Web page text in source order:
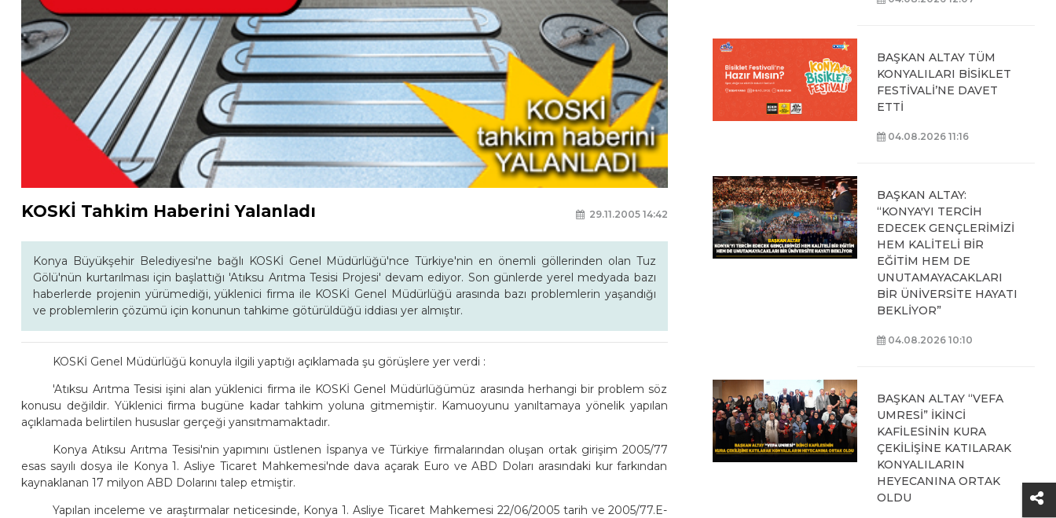
KOSKİ Tahkim Haberini Yalanladı 29.11.2005 14:42
Konya Büyükşehir Belediyesi'ne bağlı KOSKİ Genel Müdürlüğü'nce Türkiye'nin en önemli göllerinden olan Tuz
Gölü'nün kurtarılması için başlattığı 'Atıksu Arıtma Tesisi Projesi' devam ediyor. Son günlerde yerel medyada bazı
haberlerde projenin yürümediği, yüklenici firma ile KOSKİ Genel Müdürlüğü arasında bazı problemlerin yaşandığı
ve problemlerin çözümü için konunun tahkime götürüldüğü iddiası yer almıştır.
KOSKİ Genel Müdürlüğü konuyla ilgili yaptığı açıklamada şu görüşlere yer verdi :
'Atıksu Arıtma Tesisi işini alan yüklenici firma ile KOSKİ Genel Müdürlüğümüz arasında herhangi bir problem söz
konusu değildir. Yüklenici firma bugüne kadar tahkim yoluna gitmemiştir. Kamuoyunu yanıltamaya yönelik yapılan
açıklamada belirtilen hususlar gerçeği yansıtmamaktadır.
Konya Atıksu Arıtma Tesisi'nin yapımını üstlenen İspanya ve Türkiye firmalarından oluşan ortak girişim 2005/77
esas sayılı dosya ile Konya 1. Asliye Ticaret Mahkemesi'nde dava açarak Euro ve ABD Doları arasındaki kur farkından
kaynaklanan 17 milyon ABD Dolarını talep etmiştir.
Yapılan inceleme ve araştırmalar neticesinde, Konya 1. Asliye Ticaret Mahkemesi 22/06/2005 tarih ve 2005/77.E-
BAŞKAN ALTAY TÜM
KONYALILARI BİSİKLET
FESTİVALİ’NE DAVET
ETTİ
04.08.2026 11:16
BAŞKAN ALTAY:
“KONYA'YI TERCİH
EDECEK GENÇLERİMİZİ
HEM KALİTELİ BİR
EĞİTİM HEM DE
UNUTAMAYACAKLARI
BİR ÜNİVERSİTE HAYATI
BEKLİYOR”
04.08.2026 10:10
BAŞKAN ALTAY “VEFA
UMRESİ” İKİNCİ
KAFİLESİNİN KURA
ÇEKİLİŞİNE KATILARAK
KONYALILARIN
HEYECANINA ORTAK
OLDU